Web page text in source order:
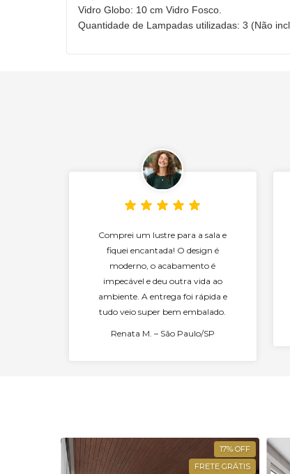
Vidro Globo: 10 cm Vidro Fosco.
Quantidade de Lampadas utilizadas: 3 (Não
Comprei um lustre para a sala e
fiquei encantada! O design é
moderno, o acabamento é
impecável e deu outra vida ao
ambiente. A entrega foi rápida e
tudo veio super bem embalado.
Renata M. – São Paulo/SP
17% OFF
FRETE GRÁTIS